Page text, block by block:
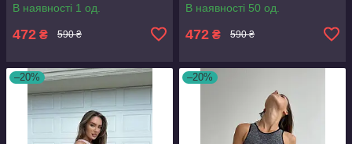
В наявності 1 од.
472 ₴ 590 ₴
В наявності 50 од.
472 ₴ 590 ₴
–20% –20%